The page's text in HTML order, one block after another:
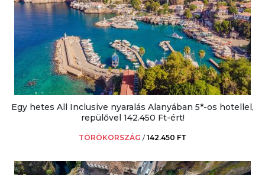
Egy hetes All Inclusive nyaralás Alanyában 5*-os hotellel,
repülővel 142.450 Ft-ért!
TÖRÖKORSZÁG /142.450 FT